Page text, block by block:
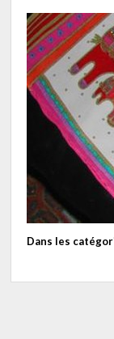
Dans les